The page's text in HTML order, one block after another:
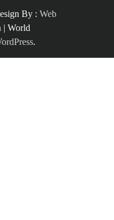
By : Web
| World
.